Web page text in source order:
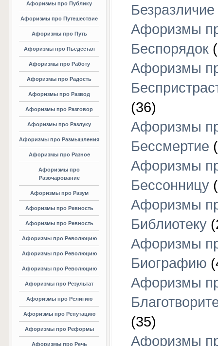
Афоризмы про Публику
Афоризмы про Путешествие
Афоризмы про Путь
Афоризмы про Пьедестал
Афоризмы про Работу
Афоризмы про Радость
Афоризмы про Развод
Афоризмы про Разговор
Афоризмы про Разлуку
Афоризмы про Размышления
Афоризмы про Разное
Афоризмы про
Разочарование
Афоризмы про Разум
Афоризмы про Ревность
Афоризмы про Ревность
Афоризмы про Революцию
Афоризмы про Революцию
Афоризмы про Революцию
Афоризмы про Результат
Афоризмы про Религию
Афоризмы про Репутацию
Афоризмы про Реформы
Афоризмы про Речь
Безразличие
Афоризмы
Беспорядок
Афоризмы
(36)
Афоризмы
Бессмертие
Афоризмы
Бессонницу
Афоризмы
Библиотеку
Афоризмы
Биографию
Афоризмы
(35)
Афоризмы